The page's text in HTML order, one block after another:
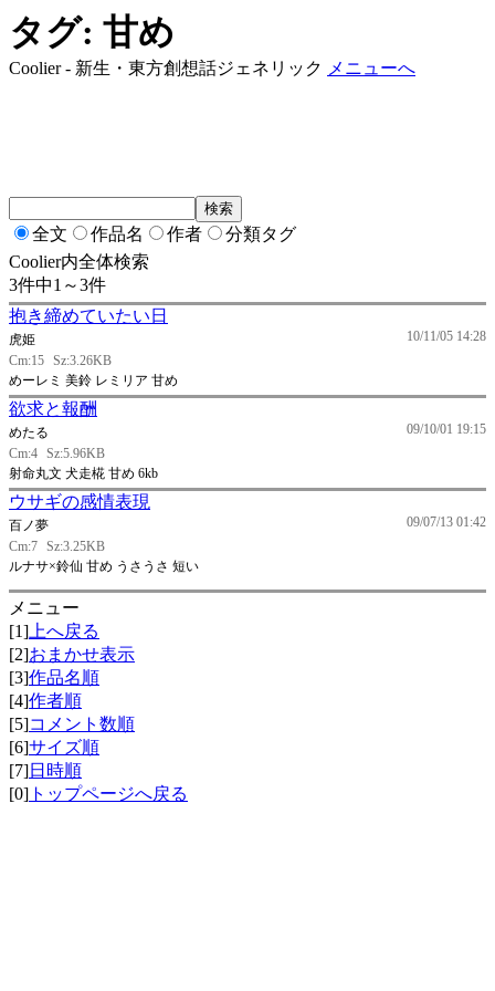
タグ: 甘め
Coolier - 新生・東方創想話ジェネリック メニューへ
全文 作品名 作者
分類タグ
Coolier内全体検索
3件中1～3件
抱き締めていたい日
10/11/05 14:28
虎姫
Cm:15 Sz:3.26KB
めーレミ 美鈴 レミリア 甘め
欲求と報酬
09/10/01 19:15
めたる
Cm:4 Sz:5.96KB
射命丸文 犬走椛 甘め 6kb
ウサギの感情表現
09/07/13 01:42
百ノ夢
Cm:7 Sz:3.25KB
ルナサ×鈴仙 甘め うさうさ 短い
メニュー
[1] 上へ戻る
[2]おまかせ表示
[3]作品名順
[4]作者順
[5]コメント数順
[6]サイズ順
[7]日時順
[0] トップページへ戻る